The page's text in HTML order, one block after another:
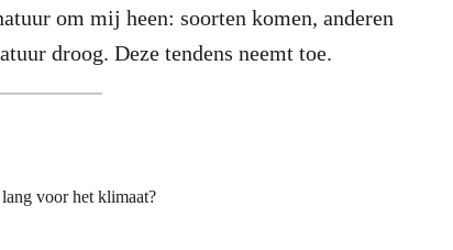
om mij heen: soorten komen, anderen
droog. Deze tendens neemt toe.